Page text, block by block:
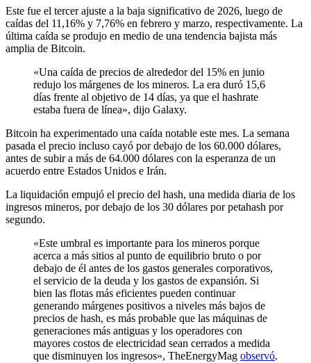
Este fue el tercer ajuste a la baja significativo de 2026, luego de
caídas del 11,16% y 7,76% en febrero y marzo, respectivamente. La
última caída se produjo en medio de una tendencia bajista más
amplia de Bitcoin.
«Una caída de precios de alrededor del 15% en junio
redujo los márgenes de los mineros. La era duró 15,6
días frente al objetivo de 14 días, ya que el hashrate
estaba fuera de línea», dijo Galaxy.
Bitcoin ha experimentado una caída notable este mes. La semana
pasada el precio incluso cayó por debajo de los 60.000 dólares,
antes de subir a más de 64.000 dólares con la esperanza de un
acuerdo entre Estados Unidos e Irán.
La liquidación empujó el precio del hash, una medida diaria de los
ingresos mineros, por debajo de los 30 dólares por petahash por
segundo.
«Este umbral es importante para los mineros porque
acerca a más sitios al punto de equilibrio bruto o por
debajo de él antes de los gastos generales corporativos,
el servicio de la deuda y los gastos de expansión. Si
bien las flotas más eficientes pueden continuar
generando márgenes positivos a niveles más bajos de
precios de hash, es más probable que las máquinas de
generaciones más antiguas y los operadores con
mayores costos de electricidad sean cerrados a medida
que disminuyen los ingresos», TheEnergyMag observó.